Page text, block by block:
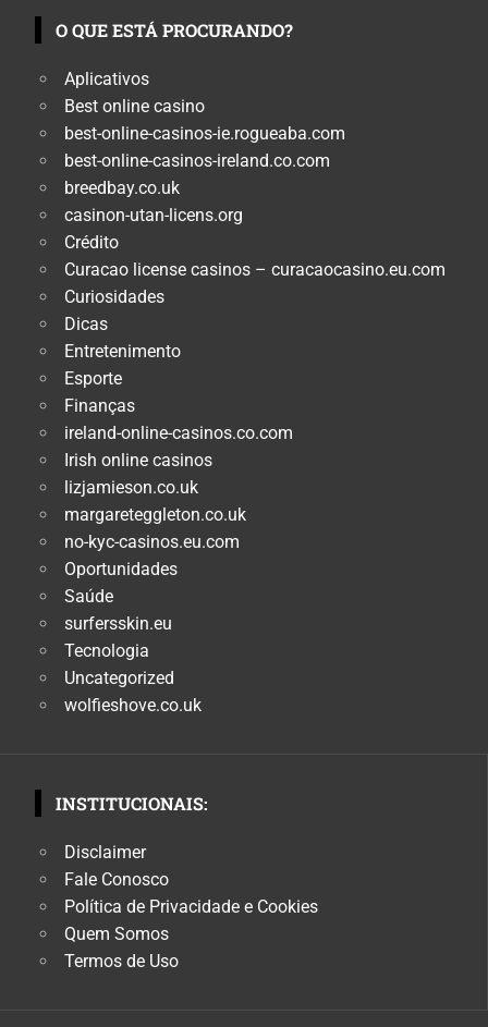
O QUE ESTÁ PROCURANDO?
Aplicativos
Best online casino
best-online-casinos-ie.rogueaba.com
best-online-casinos-ireland.co.com
breedbay.co.uk
casinon-utan-licens.org
Crédito
Curacao license casinos – curacaocasino.eu.com
Curiosidades
Dicas
Entretenimento
Esporte
Finanças
ireland-online-casinos.co.com
Irish online casinos
lizjamieson.co.uk
margareteggleton.co.uk
no-kyc-casinos.eu.com
Oportunidades
Saúde
surfersskin.eu
Tecnologia
Uncategorized
wolfieshove.co.uk
INSTITUCIONAIS:
Disclaimer
Fale Conosco
Política de Privacidade e Cookies
Quem Somos
Termos de Uso